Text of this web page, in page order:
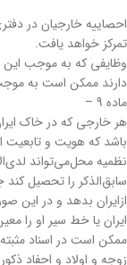
‌احصاییه خارجیان در
تمرکز خواهد یافت.
وظایفی که به موجب این
دارند ممکن است به
ماده 9 –
هر خارجی که در خاک
باشد که هویت و تابعیت
نظمیه محل‌می‌تواند
سابق‌الذکر را تحصیل
از‌ایران بدهد و در
ایران یا خط سیر او را
‌ممکن است در اسناد
زوجه و اولاد و احفاد